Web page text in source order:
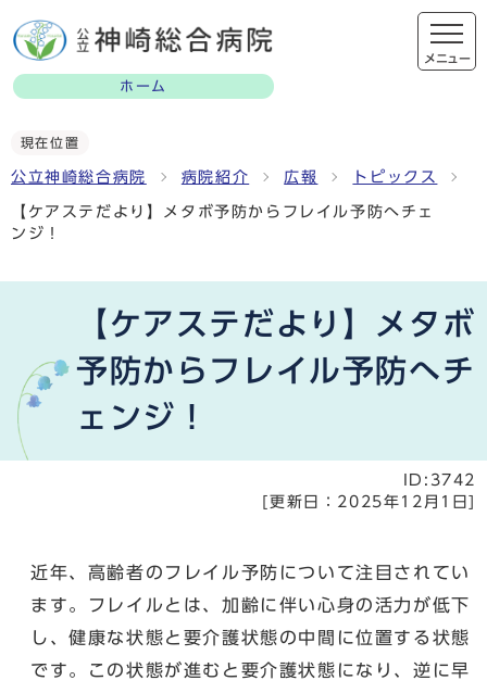
ホーム
メニュー
現在位置
公立神崎総合病院 病院紹介 広報 トピックス
【ケアステだより】メタボ予防からフレイル予防へチェ
ンジ！
【ケアステだより】メタボ
予防からフレイル予防へチ
ェンジ！
ID:3742
[更新日： 2025年12月1日
近年、高齢者のフレイル予防について注目されてい
ます。フレイルとは、加齢に伴い心身の活力が低下
し、健康な状態と要介護状態の中間に位置する状態
です。この状態が進むと要介護状態になり、逆に早